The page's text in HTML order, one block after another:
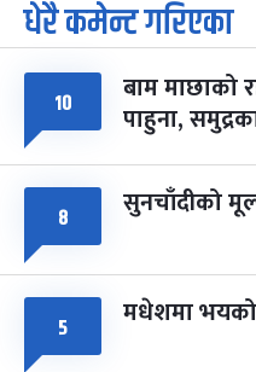
७
आइत
पूर्णिमा व्रत
चैत्र ७, २०८३-Mar 21, 2027
८ फागुपूर्णिमा
चैत्र ८, २०८३-Mar 22, 2027
धेरै कमेन्ट गरिएका
१० बाम माछाको
पाहुना,
८ सुनचाँदीको
५ मधेशमा भयको